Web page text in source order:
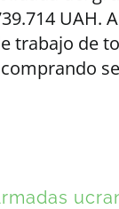
UAH.
trabajo de